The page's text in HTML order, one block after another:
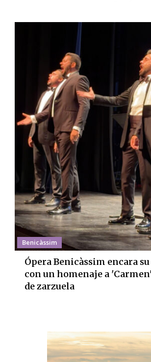
Benicàssim
Ópera Benicàssim encara
con un homenaje a
de zarzuela